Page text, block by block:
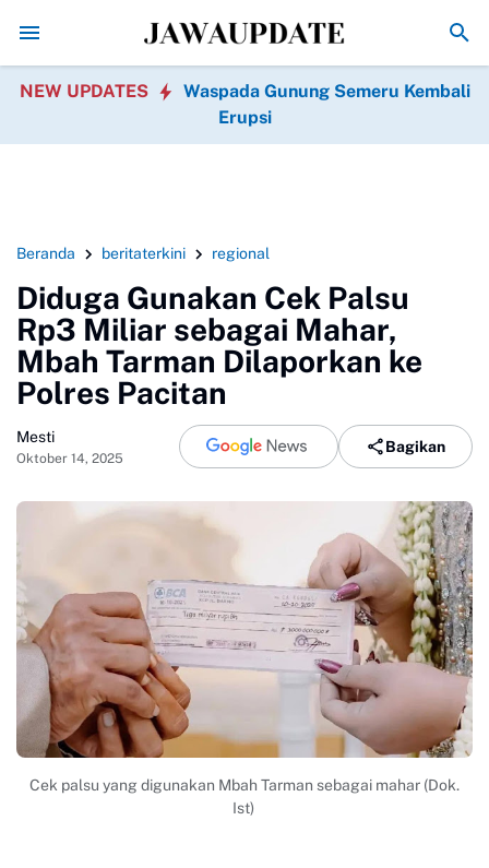
2026, Pertamax dan Pertamax Turbo Turun Kebakaran
NEW UPDATES
Waspada Gunung Semeru Kembali
Erupsi
Beranda beritaterkini regional
Diduga Gunakan Cek Palsu
Rp3 Miliar sebagai Mahar,
Mbah Tarman Dilaporkan ke
Polres Pacitan
Mesti
Oktober 14, 2025
Bagikan
Cek palsu yang digunakan Mbah Tarman sebagai mahar (Dok.
Ist)